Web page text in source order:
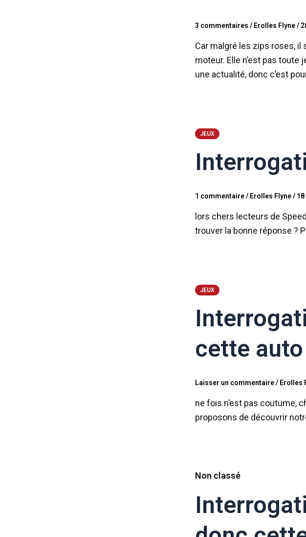
3 commentaires / Erolles Flyne/
Car malgré les zips roses, il
moteur. Elle n’est pas toute
une actualité, donc c’est
JEUX
1 commentaire/ Erolles Flyne/
lors chers lecteurs de
trouver la bonne réponse ?
JEUX
cette auto
Laisser un commentaire/ Erolles
ne fois n’est pas coutume,
proposons de découvrir
Non classé